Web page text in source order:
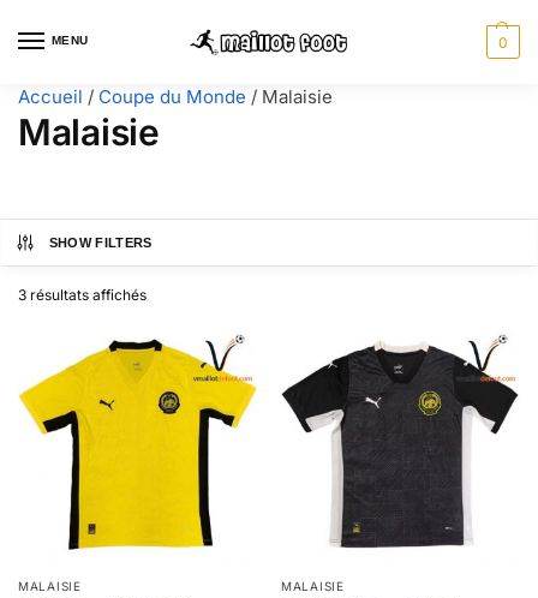
MENU 0
Accueil / Coupe du Monde / Malaisie
Malaisie
SHOW FILTERS
3 résultats affichés
MALAISIE MALAISIE